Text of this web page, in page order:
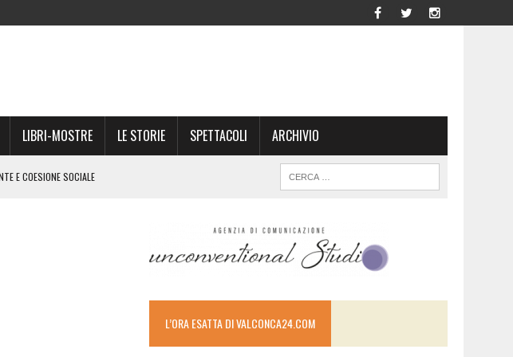
LIBRI-MOSTRE LE STORIE SPETTACOLI ARCHIVIO
E COESIONE SOCIALE
VERA
SABATO 20
L’ORA ESATTA DI VALCONCA24.COM